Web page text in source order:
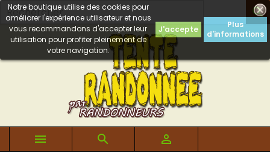

Notre boutique utilise des cookies pour
améliorer l'expérience utilisateur et nous
vous recommandons d'accepter leur
utilisation pour profiter pleinement de
votre navigation.
J'accepte
Plus
d'informations
  